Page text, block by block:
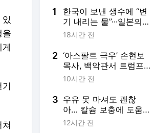
을
1
한국이 보낸 생수에 “변
기 내리는 물”···일본의
‘혐한’은 어떻게 일상이
소월드]
18시간 전
2 ‘아스팔트 극우’ 손현보
목사, 백악관서 트럼프
만났다···미 정부 인사들
10시간 전
3 우유 못 마셔도 괜찮
아… 칼슘 보충에 도움
되는 채소 7가지
12시간 전